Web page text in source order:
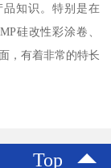
知识。特别是在
硅改性彩涂卷、
，有着非常的特长
Top